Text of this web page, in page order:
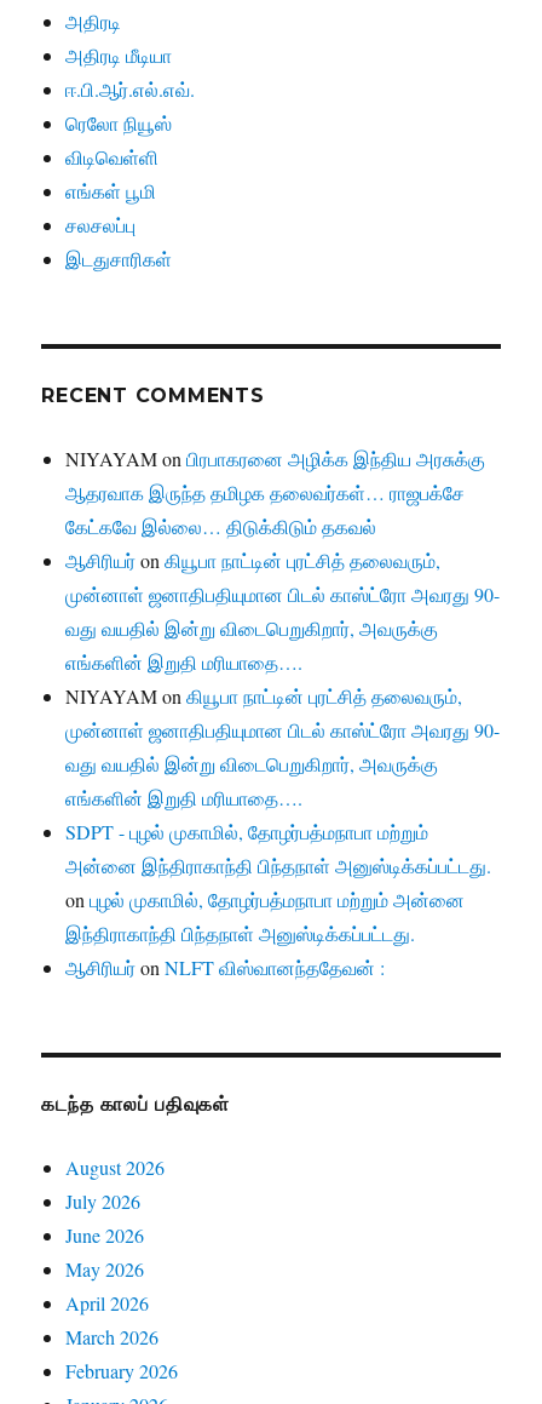
அதிரடி
அதிரடி மீடியா
ஈ.பி.ஆர்.எல்.எவ்.
ரெலோ நியூஸ்
விடிவெள்ளி
எங்கள் பூமி
சலசலப்பு
இடதுசாரிகள்
RECENT COMMENTS
NIYAYAMonபிரபாகரனை அழிக்க இந்திய அரசுக்கு
ஆதரவாக இருந்த தமிழக தலைவர்கள்… ராஜபக்சே
கேட்கவே இல்லை… திடுக்கிடும் தகவல்
ஆசிரியர்onகியூபா நாட்டின் புரட்சித் தலைவரும்,
முன்னாள் ஜனாதிபதியுமான பிடல் காஸ்ட்ரோ அவரது 90-
வது வயதில் இன்று விடைபெறுகிறார், அவருக்கு
எங்களின் இறுதி மரியாதை….
NIYAYAMonகியூபா நாட்டின் புரட்சித் தலைவரும்,
முன்னாள் ஜனாதிபதியுமான பிடல் காஸ்ட்ரோ அவரது 90-
வது வயதில் இன்று விடைபெறுகிறார், அவருக்கு
எங்களின் இறுதி மரியாதை….
SDPT - புழல் முகாமில், தோழர்பத்மநாபா மற்றும்
அன்னை இந்திராகாந்தி பிந்தநாள் அனுஸ்டிக்கப்பட்டது.
onபுழல் முகாமில், தோழர்பத்மநாபா மற்றும் அன்னை
இந்திராகாந்தி பிந்தநாள் அனுஸ்டிக்கப்பட்டது.
ஆசிரியர்onNLFT விஸ்வானந்ததேவன் :
கடந்த காலப் பதிவுகள்
August 2026
July 2026
June 2026
May 2026
April 2026
March 2026
February 2026